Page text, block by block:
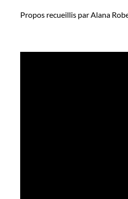
Propos recueillis par Alana